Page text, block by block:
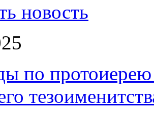
новость
по